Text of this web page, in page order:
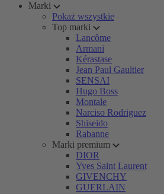
Marki
Pokaż wszystkie
Top marki
Lancôme
Armani
Kérastase
Jean Paul Gaultier
SENSAI
Hugo Boss
Montale
Narciso Rodriguez
Shiseido
Rabanne
Marki premium
DIOR
Yves Saint Laurent
GIVENCHY
GUERLAIN